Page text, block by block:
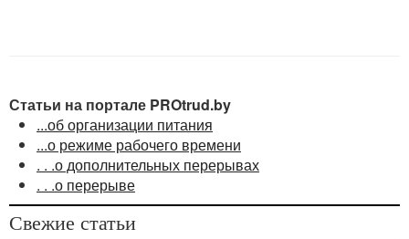
Статьи на портале PROtrud.by
...об организации питания
...о режиме рабочего времени
. . .о дополнительных перерывах
. . .о перерыве
Свежие статьи